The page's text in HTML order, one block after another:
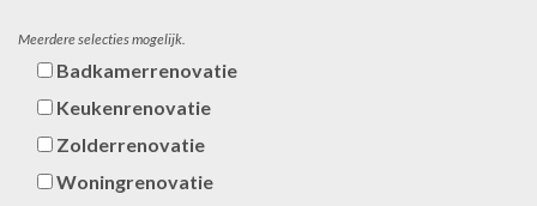
Meerdere selecties mogelijk.
Badkamerrenovatie
Keukenrenovatie
Zolderrenovatie
Woningrenovatie